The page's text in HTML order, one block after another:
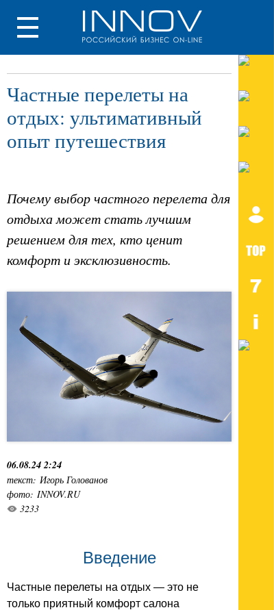
Частные перелеты на
отдых: ультимативный
опыт путешествия
Почему выбор частного перелета для
отдыха может стать лучшим
решением для тех, кто ценит
комфорт и эксклюзивность.
06.08.24 2:24
текст: Игорь Голованов
фото: INNOV.RU
3233
Введение
Частные перелеты на отдых — это не
только приятный комфорт салона